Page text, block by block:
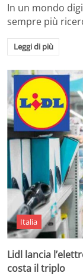
In un mondo
sempre più
Leggi di più
Italia
Lidl lancia
costa il triplo